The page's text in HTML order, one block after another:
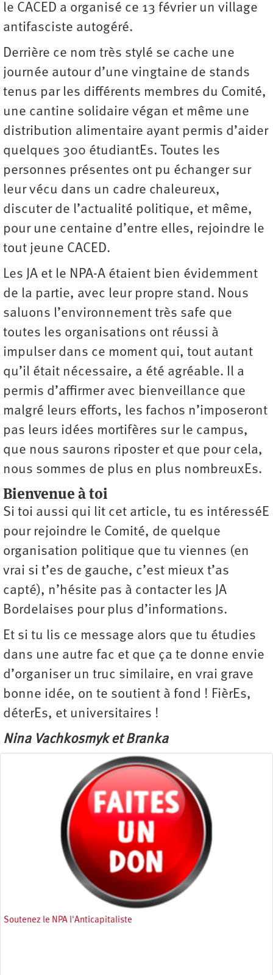
le CACED a organisé ce 13 février un village
antifasciste autogéré.
Derrière ce nom très stylé se cache une
journée autour d’une vingtaine de stands
tenus par les différents membres du Comité,
une cantine solidaire végan et même une
distribution alimentaire ayant permis d’aider
quelques 300 étudiantEs. Toutes les
personnes présentes ont pu échanger sur
leur vécu dans un cadre chaleureux,
discuter de l’actualité politique, et même,
pour une centaine d’entre elles, rejoindre le
tout jeune CACED.
Les JA et le NPA-A étaient bien évidemment
de la partie, avec leur propre stand. Nous
saluons l’environnement très safe que
toutes les organisations ont réussi à
impulser dans ce moment qui, tout autant
qu’il était nécessaire, a été agréable. Il a
permis d’affirmer avec bienveillance que
malgré leurs efforts, les fachos n’imposeront
pas leurs idées mortifères sur le campus,
que nous saurons riposter et que pour cela,
nous sommes de plus en plus nombreuxEs.
Bienvenue à toi
Si toi aussi qui lit cet article, tu es intéresséE
pour rejoindre le Comité, de quelque
organisation politique que tu viennes (en
vrai si t’es de gauche, c’est mieux t’as
capté), n’hésite pas à contacter les JA
Bordelaises pour plus d’informations.
Et si tu lis ce message alors que tu étudies
dans une autre fac et que ça te donne envie
d’organiser un truc similaire, en vrai grave
bonne idée, on te soutient à fond ! FièrEs,
déterEs, et universitaires !
Nina Vachkosmyk et Branka
Soutenez le NPA l'Anticapitaliste